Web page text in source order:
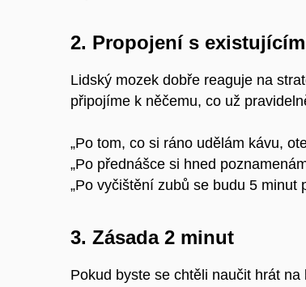
2. Propojení s
Lidský mozek dobře reaguje na
připojíme k něčemu, co už
„Po tom, co si ráno udělám kávu,
„Po přednášce si hned
„Po vyčištění zubů se budu 5 minut
3. Zásada 2 minut
Pokud byste se chtěli naučit hrát